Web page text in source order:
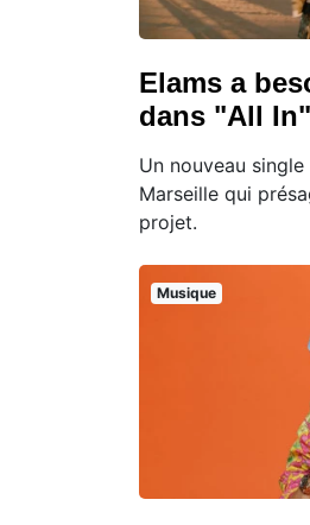
Elams a
dans "All In"
Un nouveau
Marseille qui
projet.
Musique